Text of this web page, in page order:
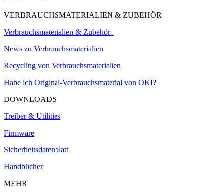
VERBRAUCHSMATERIALIEN & ZUBEHÖR
Verbrauchsmaterialien & Zubehör
News zu Verbrauchsmaterialien
Recycling von Verbrauchsmaterialien
Habe ich Original-Verbrauchsmaterial von OKI?
DOWNLOADS
Treiber & Utilities
Firmware
Sicherheitsdatenblatt
Handbücher
MEHR